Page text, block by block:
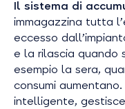
Il sistema di
immagazzina tutta
eccesso
e la rilascia quando
esempio la sera,
consumi
intelligente,